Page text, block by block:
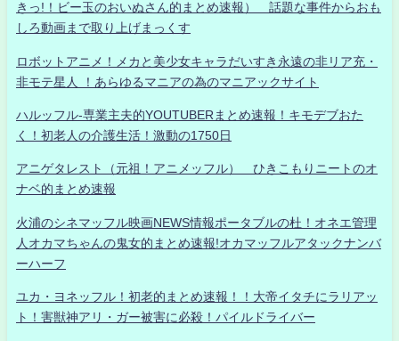
きっ!！ビー玉のおいぬさん的まとめ速報） 話題な事件からおも
しろ動画まで取り上げまっくす
ロボットアニメ！メカと美少女キャラだいすき永遠の非リア充・
非モテ星人 ！あらゆるマニアの為のマニアックサイト
ハルッフル-専業主夫的YOUTUBERまとめ速報！キモデブおた
く！初老人の介護生活！激動の1750日
アニゲタレスト（元祖！アニメッフル） ひきこもりニートのオ
ナベ的まとめ速報
火浦のシネマッフル映画NEWS情報ポータブルの杜！オネエ管理
人オカマちゃんの鬼女的まとめ速報!オカマッフルアタックナンバ
ーハーフ
ユカ・ヨネッフル！初老的まとめ速報！！大帝イタチにラリアッ
ト！害獣神アリ・ガー被害に必殺！パイルドライバー